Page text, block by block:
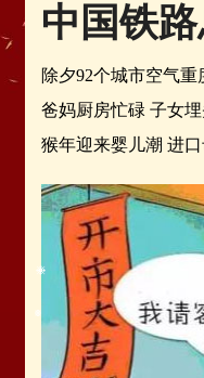
中国铁
除夕92个城市空气重
爸妈厨房忙碌 子女
猴年迎来婴儿潮 进